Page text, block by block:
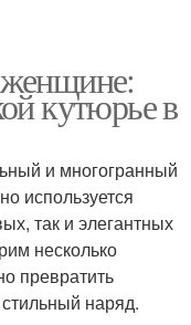
кутюрье в
и многогранный
используется
так и элегантных
несколько
превратить
наряд.